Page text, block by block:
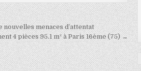
menaces d’attentat
4 pièces 95.1 m² à Paris 16ème (75) →